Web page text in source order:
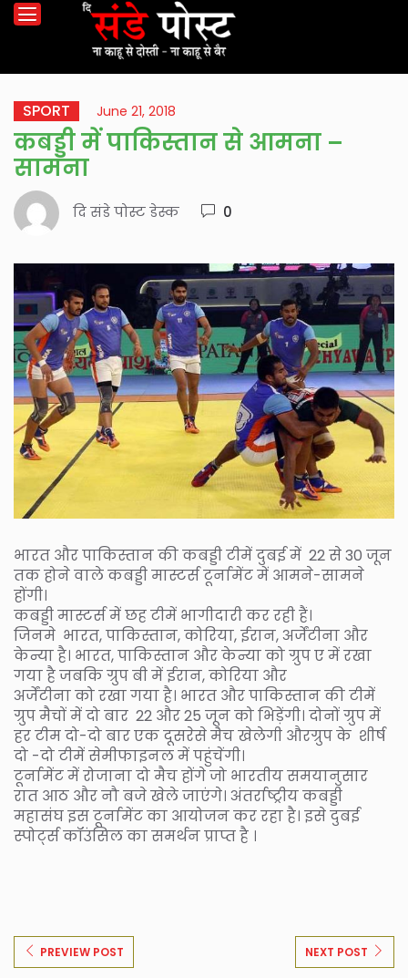
SPORT June 21, 2018
कबड्डी में पाकिस्तान से आमना –
सामना
दि संडे पोस्ट डेस्क 0
भारत और पाकिस्तान की कबड्डी टीमें दुबई में 22 से 30 जून
तक होने वाले कबड्डी मास्टर्स टूर्नामेंट में आमने-सामने
होंगी।
कबड्डी मास्टर्स में छह टीमें भागीदारी कर रही हैं।
जिनमे भारत, पाकिस्तान, कोरिया, ईरान, अर्जेंटीना और
केन्या है। भारत, पाकिस्तान और केन्या को ग्रुप ए में रखा
गया है जबकि ग्रुप बी में ईरान, कोरिया और
अर्जेंटीना को रखा गया है। भारत और पाकिस्तान की टीमें
ग्रुप मैचों में दो बार 22 और 25 जून को भिड़ेंगी। दोनों ग्रुप में
हर टीम दो-दो बार एक दूसरेसे मैच खेलेगी औरग्रुप के शीर्ष
दो -दो टीमें सेमीफाइनल में पहुंचेंगी।
टूर्नामेंट में रोजाना दो मैच होंगे जो भारतीय समयानुसार
रात आठ और नौ बजे खेले जाएंगे। अंतर्राष्ट्रीय कबड्डी
महासंघ इस टूर्नामेंट का आयोजन कर रहा है। इसे दुबई
स्पोर्ट्स कॉउंसिल का समर्थन प्राप्त है ।
PREVIEW POST NEXT POST